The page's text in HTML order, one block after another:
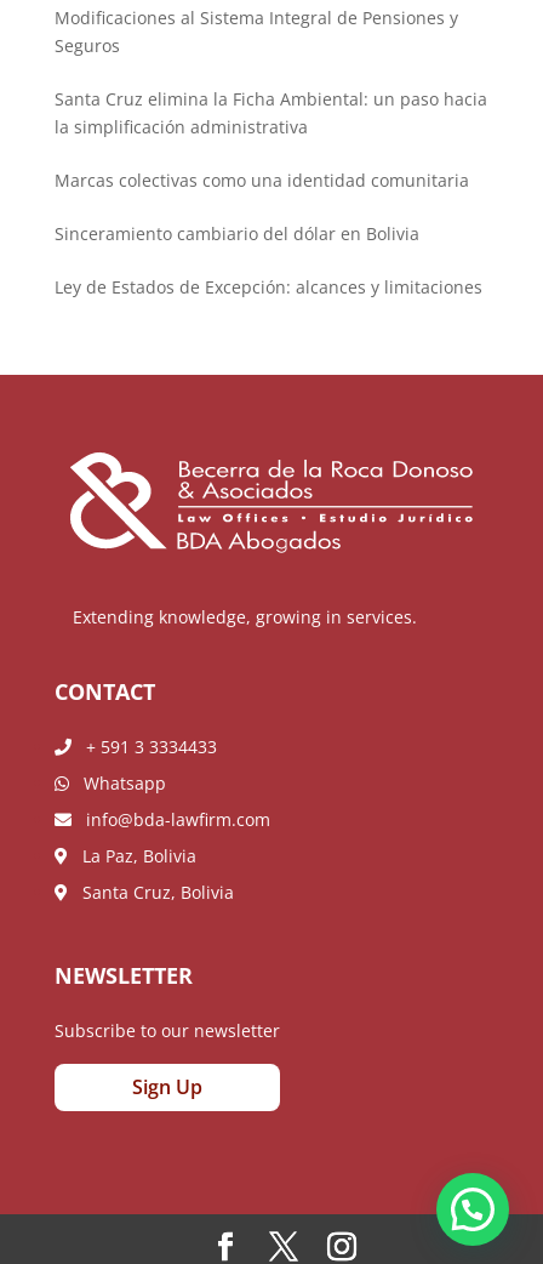
Modificaciones al Sistema Integral de Pensiones y
Seguros
Santa Cruz elimina la Ficha Ambiental: un paso hacia
la simplificación administrativa
Marcas colectivas como una identidad comunitaria
Sinceramiento cambiario del dólar en Bolivia
Ley de Estados de Excepción: alcances y limitaciones
Extending knowledge, growing in services.
CONTACT
+ 591 3 3334433
Whatsapp
info@bda-lawfirm.com
La Paz, Bolivia
Santa Cruz, Bolivia
NEWSLETTER
Subscribe to our newsletter
Sign Up